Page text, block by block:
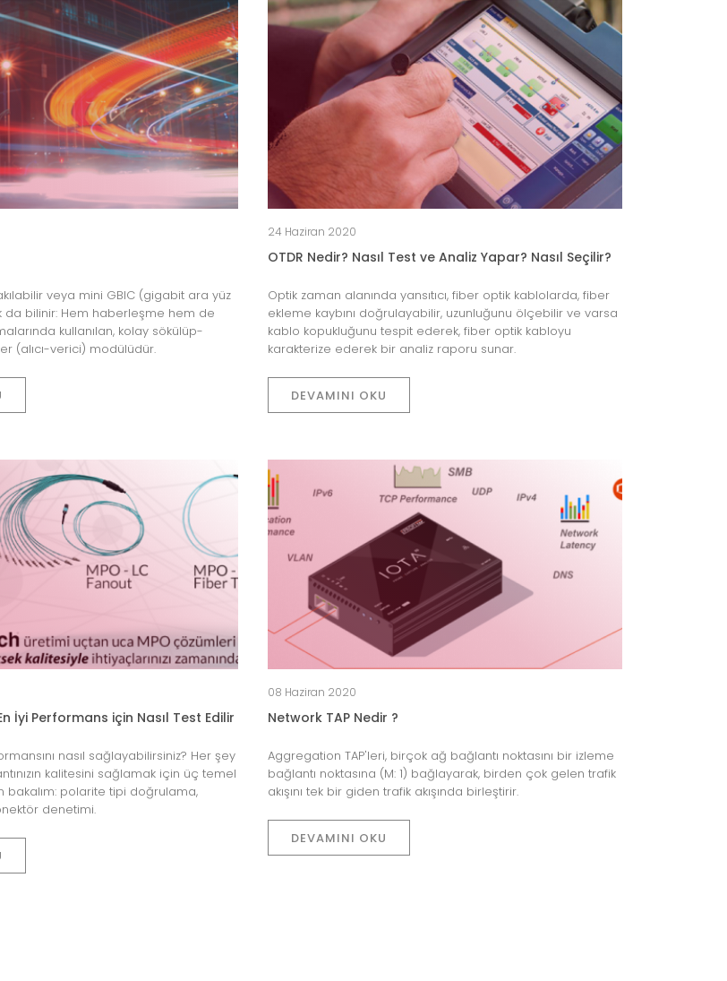
veya mini GBIC (gigabit ara yüz
da bilinir: Hem haberleşme hem de
kullanılan, kolay sökülüp-
(alıcı-verici) modülüdür.
24 Haziran 2020
OTDR Nedir? Nasıl Test ve Analiz Yapar? Nasıl Seçilir?
Optik zaman alanında yansıtıcı, fiber optik kablolarda, fiber
ekleme kaybını doğrulayabilir, uzunluğunu ölçebilir ve varsa
kablo kopukluğunu tespit ederek, fiber optik kabloyu
karakterize ederek bir analiz raporu sunar.
DEVAMINI OKU
İyi Performans için Nasıl Test Edilir
nasıl sağlayabilirsiniz? Her şey
kalitesini sağlamak için üç temel
bakalım: polarite tipi doğrulama,
denetimi.
08 Haziran 2020
Network TAP Nedir ?
Aggregation TAP'leri, birçok ağ bağlantı noktasını bir izleme
bağlantı noktasına (M: 1) bağlayarak, birden çok gelen trafik
akışını tek bir giden trafik akışında birleştirir.
DEVAMINI OKU